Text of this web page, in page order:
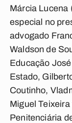
Márcia Lucena
especial no
advogado
Waldson de
Educação
Estado,
Coutinho,
Miguel
Penitenciária